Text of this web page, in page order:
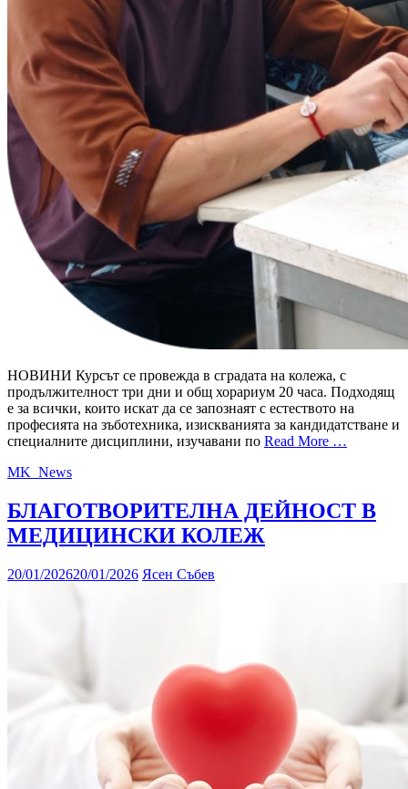
НОВИНИ Курсът се провежда в сградата на колежа, с
продължителност три дни и общ хорариум 20 часа. Подходящ
е за всички, които искат да се запознаят с естеството на
професията на зъботехника, изискванията за кандидатстване и
специалните дисциплини, изучавани по Read More …
MK_News
БЛАГОТВОРИТЕЛНА ДЕЙНОСТ В
МЕДИЦИНСКИ КОЛЕЖ
20/01/202620/01/2026 Ясен Събев